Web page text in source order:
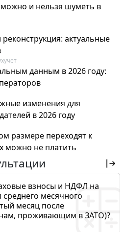
и нельзя шуметь в
актуальные
данным в 2026 году:
изменения для
в 2026 году
размере переходят к
можно не платить
взносы и НДФЛ на
месячного
месяц после
проживающим в ЗАТО)?